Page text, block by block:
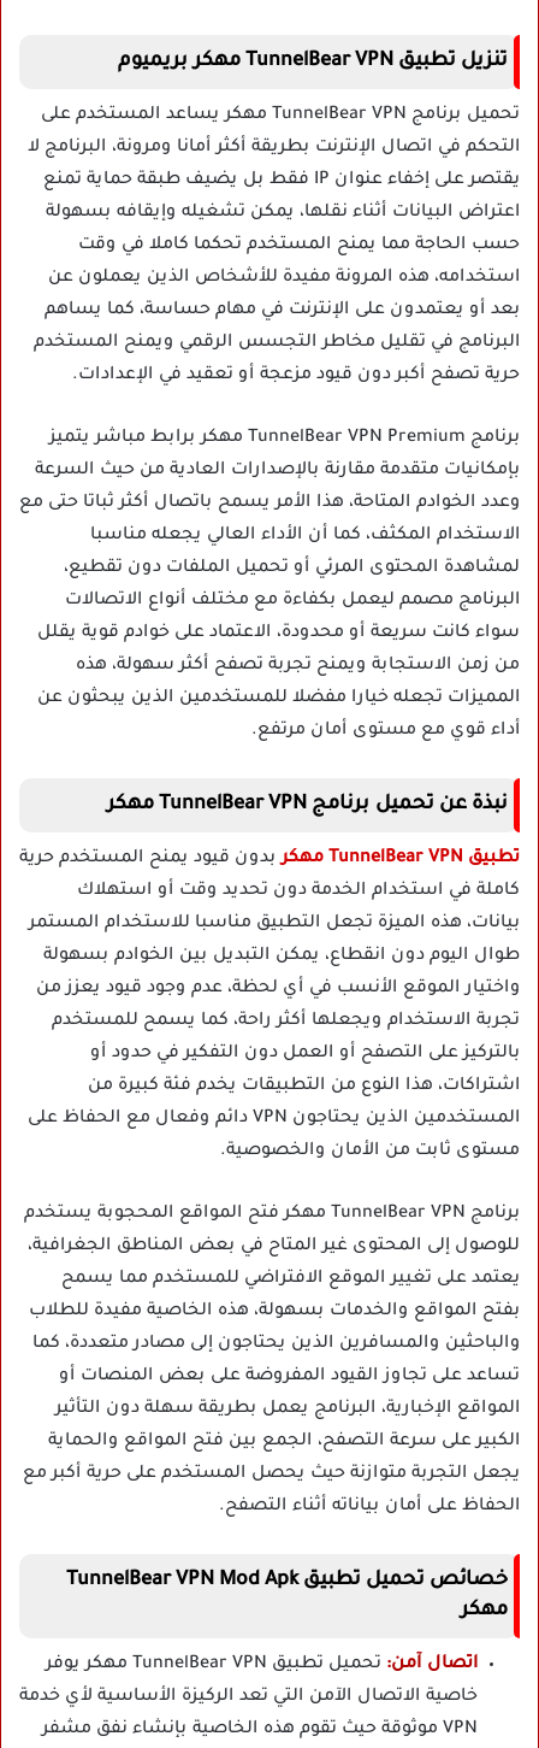
تنزيل تطبيق TunnelBear VPN مهكر بريميوم
تحميل برنامج TunnelBear VPN مهكر يساعد المستخدم على
التحكم في اتصال الإنترنت بطريقة أكثر أمانا ومرونة، البرنامج لا
يقتصر على إخفاء عنوان IP فقط بل يضيف طبقة حماية تمنع
اعتراض البيانات أثناء نقلها، يمكن تشغيله وإيقافه بسهولة
حسب الحاجة مما يمنح المستخدم تحكما كاملا في وقت
استخدامه، هذه المرونة مفيدة للأشخاص الذين يعملون عن
بعد أو يعتمدون على الإنترنت في مهام حساسة، كما يساهم
البرنامج في تقليل مخاطر التجسس الرقمي ويمنح المستخدم
حرية تصفح أكبر دون قيود مزعجة أو تعقيد في الإعدادات.
برنامج TunnelBear VPN Premium مهكر برابط مباشر يتميز
بإمكانيات متقدمة مقارنة بالإصدارات العادية من حيث السرعة
وعدد الخوادم المتاحة، هذا الأمر يسمح باتصال أكثر ثباتا حتى مع
الاستخدام المكثف، كما أن الأداء العالي يجعله مناسبا
لمشاهدة المحتوى المرئي أو تحميل الملفات دون تقطيع،
البرنامج مصمم ليعمل بكفاءة مع مختلف أنواع الاتصالات
سواء كانت سريعة أو محدودة، الاعتماد على خوادم قوية يقلل
من زمن الاستجابة ويمنح تجربة تصفح أكثر سهولة، هذه
المميزات تجعله خيارا مفضلا للمستخدمين الذين يبحثون عن
أداء قوي مع مستوى أمان مرتفع.
نبذة عن تحميل برنامج TunnelBear VPN مهكر
تطبيق TunnelBear VPN مهكر
بدون قيود يمنح المستخدم حرية
كاملة في استخدام الخدمة دون تحديد وقت أو استهلاك
بيانات، هذه الميزة تجعل التطبيق مناسبا للاستخدام المستمر
طوال اليوم دون انقطاع، يمكن التبديل بين الخوادم بسهولة
واختيار الموقع الأنسب في أي لحظة، عدم وجود قيود يعزز من
تجربة الاستخدام ويجعلها أكثر راحة، كما يسمح للمستخدم
بالتركيز على التصفح أو العمل دون التفكير في حدود أو
اشتراكات، هذا النوع من التطبيقات يخدم فئة كبيرة من
المستخدمين الذين يحتاجون VPN دائم وفعال مع الحفاظ على
مستوى ثابت من الأمان والخصوصية.
برنامج TunnelBear VPN مهكر فتح المواقع المحجوبة يستخدم
للوصول إلى المحتوى غير المتاح في بعض المناطق الجغرافية،
يعتمد على تغيير الموقع الافتراضي للمستخدم مما يسمح
بفتح المواقع والخدمات بسهولة، هذه الخاصية مفيدة للطلاب
والباحثين والمسافرين الذين يحتاجون إلى مصادر متعددة، كما
تساعد على تجاوز القيود المفروضة على بعض المنصات أو
المواقع الإخبارية، البرنامج يعمل بطريقة سهلة دون التأثير
الكبير على سرعة التصفح، الجمع بين فتح المواقع والحماية
يجعل التجربة متوازنة حيث يحصل المستخدم على حرية أكبر مع
الحفاظ على أمان بياناته أثناء التصفح.
خصائص تحميل تطبيق TunnelBear VPN Mod Apk
مهكر
اتصال آمن:
تحميل تطبيق TunnelBear VPN مهكر يوفر
خاصية الاتصال الآمن التي تعد الركيزة الأساسية لأي خدمة
VPN موثوقة حيث تقوم هذه الخاصية بإنشاء نفق مشفر